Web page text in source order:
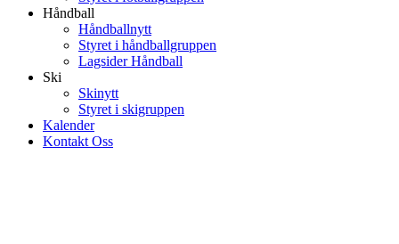
Håndball
Håndballnytt
Styret i håndballgruppen
Lagsider Håndball
Ski
Skinytt
Styret i skigruppen
Kalender
Kontakt Oss